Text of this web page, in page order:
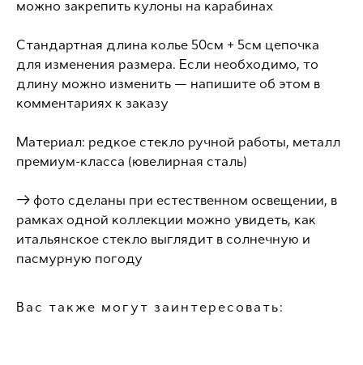
можно закрепить кулоны на карабинах
Стандартная длина колье 50см + 5см цепочка
для изменения размера. Если необходимо, то
длину можно изменить — напишите об этом в
комментариях к заказу
Материал: ​редкое стекло ручной работы, металл
премиум-класса (ювелирная сталь) ​​
→ фото сделаны при естественном освещении, в
рамках одной коллекции можно увидеть, как
итальянское стекло выглядит в солнечную и
пасмурную погоду
Вас также могут заинтересовать: